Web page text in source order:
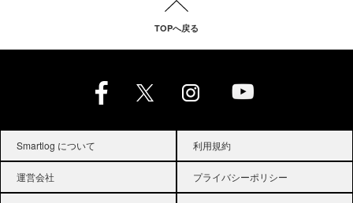
TOPへ戻る
Smartlog について 利用規約
運営会社 プライバシーポリシー